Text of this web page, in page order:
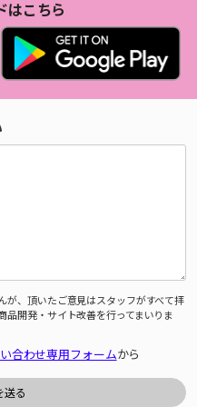
はこちら
が、頂いたご意見はスタッフがすべて拝
品開発・サイト改善を行ってまいりま
合わせ専用フォームから